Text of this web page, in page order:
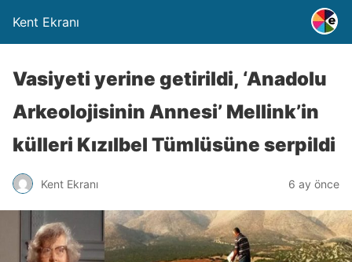
Kent Ekranı
Vasiyeti yerine getirildi, ‘Anadolu
Arkeolojisinin Annesi’ Mellink’in
külleri Kızılbel Tümlüsüne serpildi
Kent Ekranı 6 ay önce